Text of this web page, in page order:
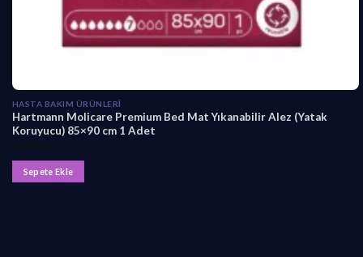
HASTA BAKIM ÜRÜNLERI
Hartmann Molicare Premium Bed Mat Yıkanabilir Alez (Yatak
Koruyucu) 85×90 cm 1 Adet
Sepete Ekle